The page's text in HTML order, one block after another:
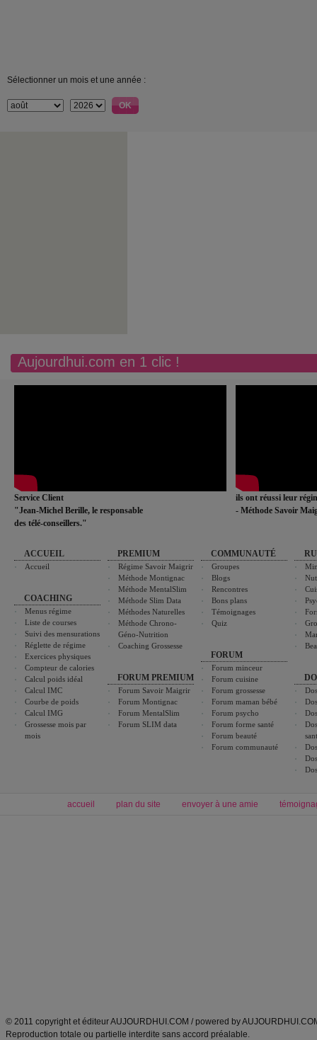
Sélectionner un mois et une année :
Aujourdhui.com en 1 clic !
Service Client
"Jean-Michel Berille, le responsable
des télé-conseillers."
ils ont réussi leur
- Méthode Savoir
ACCUEIL
Accueil
COACHING
Menus régime
Liste de courses
Suivi des mensurations
Réglette de régime
Exercices physiques
Compteur de calories
Calcul poids idéal
Calcul IMC
Courbe de poids
Calcul IMG
Grossesse mois par
mois
PREMIUM
Régime Savoir Maigrir
Méthode Montignac
Méthode MentalSlim
Méthode Slim Data
Méthodes Naturelles
Méthode Chrono-
Géno-Nutrition
Coaching Grossesse
FORUM PREMIUM
Forum Savoir Maigrir
Forum Montignac
Forum MentalSlim
Forum SLIM data
COMMUNAUTÉ
Groupes
Blogs
Rencontres
Bons plans
Témoignages
Quiz
FORUM
Forum minceur
Forum cuisine
Forum grossesse
Forum maman bébé
Forum psycho
Forum forme santé
Forum beauté
Forum communauté
accueil plan du site envoyer à une amie
© 2011 copyright et éditeur AUJOURDHUI.COM / powered by
Reproduction totale ou partielle interdite sans accord préalable.